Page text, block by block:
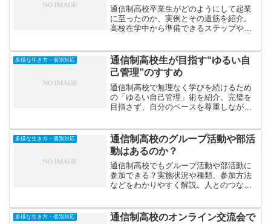
通信制高校卒業生がどのようにして起業
に至ったのか、実例とその道筋を紹介。
高校在学中から準備できるステップや、
多様な生き方・個別対応
通信制高校生が目指す“ゆるい自
己管理”のすすめ
通信制高校で無理なく学びを続けるため
の「ゆるい自己管理」術を紹介。完璧を
目指さず、自分のペースを尊重しながら
多様な生き方・個別対応
通信制高校のグループ活動や部活
動はあるのか？
通信制高校でもグループ活動や部活動に
参加できる？実施状況や種類、参加方法
などをわかりやすく解説。人とのつなが
多様な生き方・個別対応
通信制高校のオンライン交流会で